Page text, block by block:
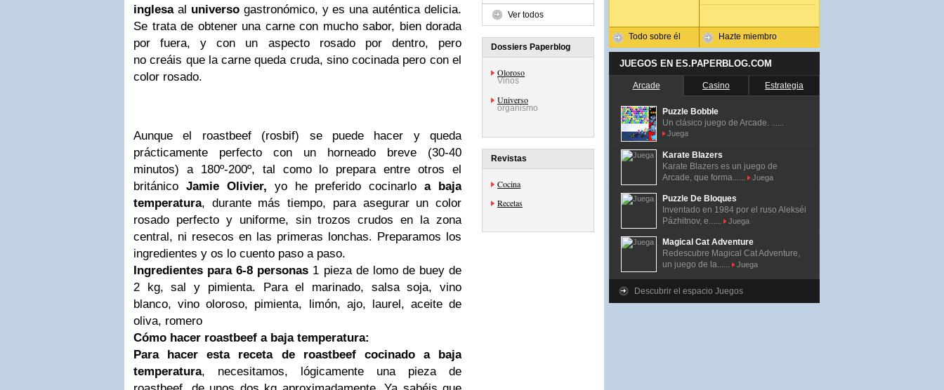
inglesaal universogastronómico, y es una auténtica delicia.
Se trata de obtener una carne con mucho sabor, bien dorada
por fuera, y con un aspecto rosado por dentro, pero
no creáis que la carne queda cruda, sino cocinada pero con el
color rosado.
Aunque el roastbeef (rosbif) se puede hacer y queda
prácticamente perfecto con un horneado breve (30-40
minutos) a 180º-200º, tal como lo prepara entre otros el
británico Jamie Olivier, yo he preferido cocinarloa baja
temperatura, durante más tiempo, para asegurar un color
rosado perfecto y uniforme, sin trozos crudos en la zona
central, ni resecos en las primeras lonchas. Preparamos los
ingredientes y os lo cuento paso a paso.
Ingredientes para 6-8 personas 1 pieza de lomo de bueyde
2 kg, sal y pimienta.
Para el marinado, salsa soja, vino
blanco, vino oloroso, pimienta, limón, ajo, laurel, aceite de
oliva, romero
Cómo hacer roastbeef a baja temperatura:
Para hacer esta receta de roastbeef cocinado a baja
temperatura, necesitamos, lógicamente una pieza de
Ver todos
Dossiers Paperblog
Oloroso
Vinos
Universo
organismo
Revistas
Cocina
Recetas
Todo sobre él Hazte miembro
JUEGOS EN ES.PAPERBLOG.COM
Arcade Casino Estrategia
Puzzle Bobble
Un clásico juego de Arcade. ......
Juega
Karate Blazers
Karate Blazers es un juego de
Arcade, que forma......
Juega
Puzzle De Bloques
Inventado en 1984 por el ruso Alekséi
Pázhitnov, e......
Juega
Magical Cat Adventure
Redescubre Magical Cat Adventure,
un juego de la......
Juega
Descubrir el espacio Juegos